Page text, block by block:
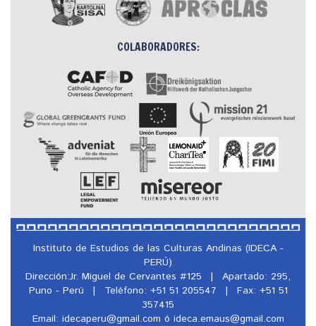
COLABORADORES:
Instituto de Estudios de las Culturas Andinas (IDECA -
PERÚ)
Dirección:Jr. Miguel de Cervantes #125
|
Apartado: 295,
Puno - Perú
| Teléfono: +51 51 205547 |
Fax: +51 51
357415
Email: idecaperu@gmail.com ó ideca.emaus@gmail.com